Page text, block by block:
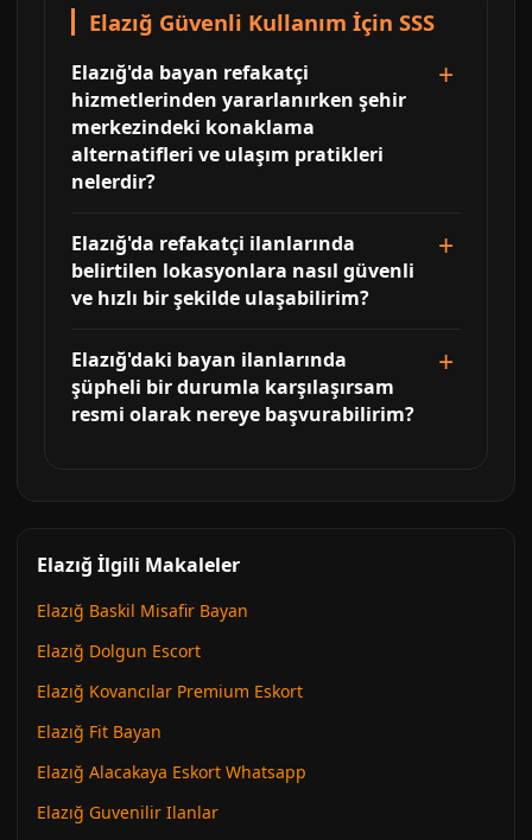
Elazığ Güvenli Kullanım İçin SSS
Elazığ'da bayan refakatçi
hizmetlerinden yararlanırken şehir
merkezindeki konaklama
alternatifleri ve ulaşım pratikleri
nelerdir?
Elazığ'da refakatçi ilanlarında
belirtilen lokasyonlara nasıl güvenli
ve hızlı bir şekilde ulaşabilirim?
Elazığ'daki bayan ilanlarında
şüpheli bir durumla karşılaşırsam
resmi olarak nereye başvurabilirim?
Elazığ İlgili Makaleler
Elazığ Baskil Misafir Bayan
Elazığ Dolgun Escort
Elazığ Kovancılar Premium Eskort
Elazığ Fit Bayan
Elazığ Alacakaya Eskort Whatsapp
Elazığ Guvenilir Ilanlar